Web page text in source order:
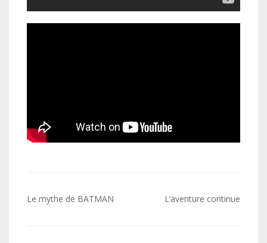
Navigation
Le mythe de BATMAN L’aventure continue